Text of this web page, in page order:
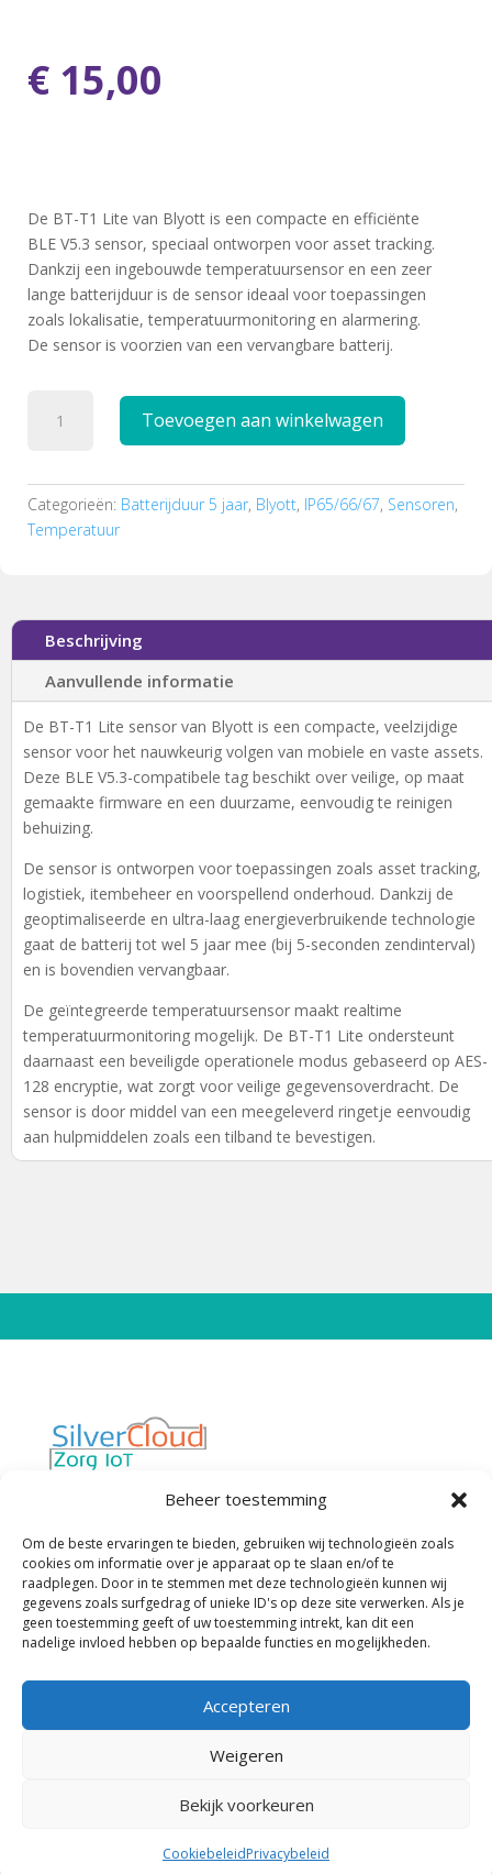
Beheer toestemming
Om de beste ervaringen te bieden, gebruiken wij technologieën zoals
cookies om informatie over je apparaat op te slaan en/of te
raadplegen. Door in te stemmen met deze technologieën kunnen wij
gegevens zoals surfgedrag of unieke ID's op deze site verwerken. Als je
geen toestemming geeft of uw toestemming intrekt, kan dit een
nadelige invloed hebben op bepaalde functies en mogelijkheden.
Accepteren
Weigeren
Bekijk voorkeuren
CookiebeleidPrivacybeleid
€ 15,00
De BT-T1 Lite van Blyott is een compacte en efficiënte
BLE V5.3 sensor, speciaal ontworpen voor asset tracking.
Dankzij een ingebouwde temperatuursensor en een zeer
lange batterijduur is de sensor ideaal voor toepassingen
zoals lokalisatie, temperatuurmonitoring en alarmering.
De sensor is voorzien van een vervangbare batterij.
Sensor
T2
aantal
Toevoegen aan winkelwagen
Categorieën: Batterijduur 5 jaar, Blyott, IP65/66/67, Sensoren,
Temperatuur
Beschrijving
Aanvullende informatie
De BT-T1 Lite sensor van Blyott is een compacte, veelzijdige
sensor voor het nauwkeurig volgen van mobiele en vaste assets.
Deze BLE V5.3-compatibele tag beschikt over veilige, op maat
gemaakte firmware en een duurzame, eenvoudig te reinigen
behuizing.
De sensor is ontworpen voor toepassingen zoals asset tracking,
logistiek, itembeheer en voorspellend onderhoud. Dankzij de
geoptimaliseerde en ultra-laag energieverbruikende technologie
gaat de batterij tot wel 5 jaar mee (bij 5-seconden zendinterval)
en is bovendien vervangbaar.
De geïntegreerde temperatuursensor maakt realtime
temperatuurmonitoring mogelijk. De BT-T1 Lite ondersteunt
daarnaast een beveiligde operationele modus gebaseerd op AES-
128 encryptie, wat zorgt voor veilige gegevensoverdracht. De
sensor is door middel van een meegeleverd ringetje eenvoudig
aan hulpmiddelen zoals een tilband te bevestigen.
Van “werken met technologie in de zorg”
naar “technologie die werkt voor de zorg”
Privacybeleid
Cookiebeleid
Algemene Voorwaarden
Contactgegevens
Ohmstraat 18-A
Nederland